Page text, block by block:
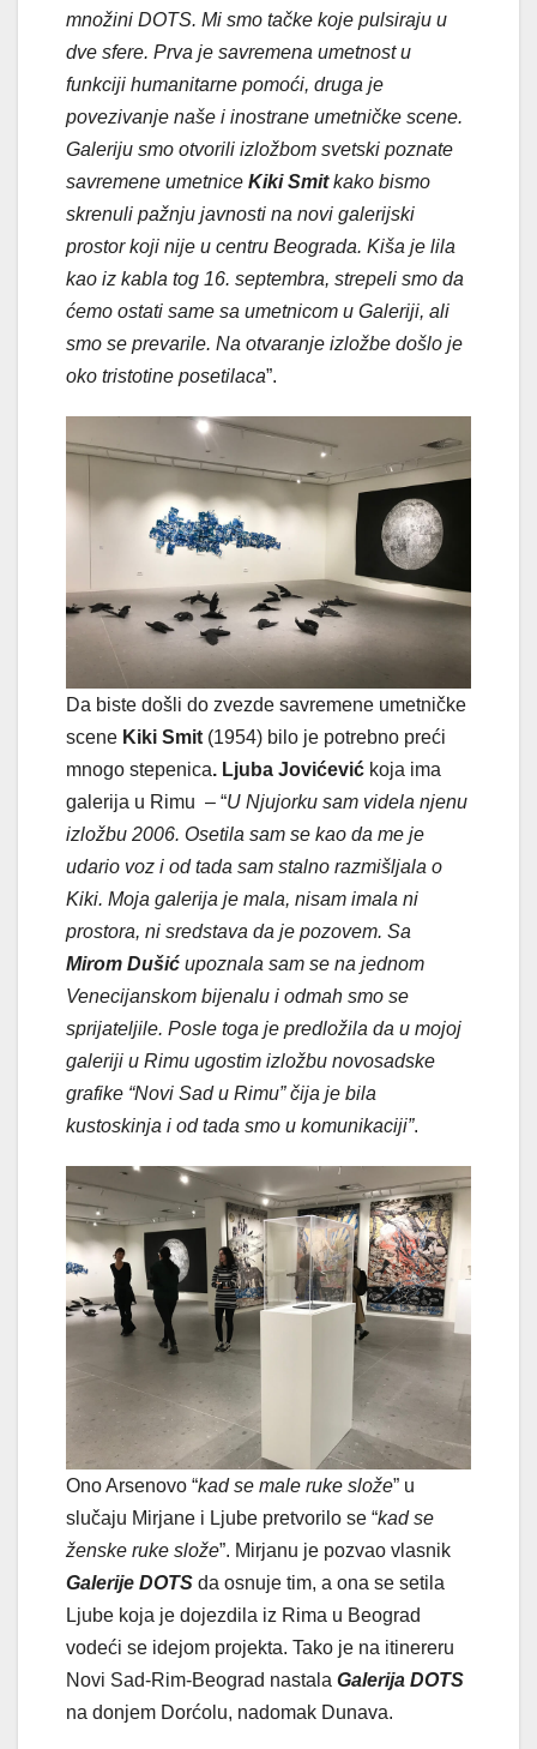
množini DOTS. Mi smo tačke koje pulsiraju u
dve sfere. Prva je savremena umetnost u
funkciji humanitarne pomoći, druga je
povezivanje naše i inostrane umetničke scene.
Galeriju smo otvorili izložbom svetski poznate
savremene umetnice Kiki Smitkako bismo
skrenuli pažnju javnosti na novi galerijski
prostor koji nije u centru Beograda. Kiša je lila
kao iz kabla tog 16. septembra, strepeli smo da
ćemo ostati same sa umetnicom u Galeriji, ali
smo se prevarile. Na otvaranje izložbe došlo je
oko tristotine posetilaca”.
Da biste došli do zvezde savremene umetničke
scene Kiki Smit (1954) bilo je potrebno preći
mnogo stepenica. Ljuba Jovićević koja ima
galerija u Rimu – “U Njujorku sam videla njenu
izložbu 2006. Osetila sam se kao da me je
udario voz i od tada sam stalno razmišljala o
Kiki. Moja galerija je mala, nisam imala ni
prostora, ni sredstava da je pozovem. Sa
Mirom Dušić upoznala sam se na jednom
Venecijanskom bijenalu i odmah smo se
sprijateljile. Posle toga je predložila da u mojoj
galeriji u Rimu ugostim izložbu novosadske
grafike “Novi Sad u Rimu” čija je bila
kustoskinja i od tada smo u komunikaciji”.
Ono Arsenovo “kad se male ruke slože” u
slučaju Mirjane i Ljube pretvorilo se “kad se
ženske ruke slože”. Mirjanu je pozvao vlasnik
Galerije DOTS da osnuje tim, a ona se setila
Ljube koja je dojezdila iz Rima u Beograd
vodeći se idejom projekta. Tako je na itinereru
Novi Sad-Rim-Beograd nastala Galerija DOTS
na donjem Dorćolu, nadomak Dunava.